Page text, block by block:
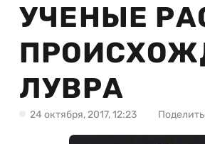
УЧЕНЫЕ
ЛУВРА
24 октября, 2017, 12:23